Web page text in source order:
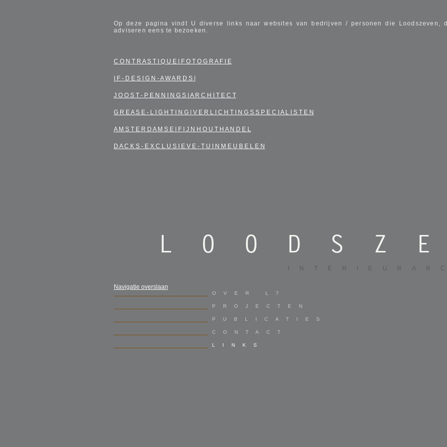
Op deze pagina vindt U diverse links naar websites van bedrijven / personen die Loodszeven,
adviseren eens te bezoeken.
C O N T R A S T I Q U E | F O T O G R A F I E
I F - D E S I G N - A W A R D S |
J O O S T - P E N N I N G S | A R C H I T E C T
G R E A S E - L I G H T I N G | V E R L I C H T I N G S S P E C I A L I S T E N
A M S T E R D A M S E | F I J N H O U T H A N D E L
D A C K S - E X C L U S I E V E - T U I N M E U B E L E N
Navigatie overslaan
OVER L7
PROJECTEN
PUBLICATIES
CONTACT
LINKS